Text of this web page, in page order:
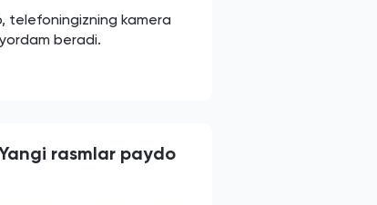
telefoningizning kamera
beradi.
rasmlar paydo